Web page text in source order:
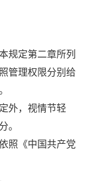
定第二章所列
管理权限分别给
外，视情节轻
。
照《中国共产党